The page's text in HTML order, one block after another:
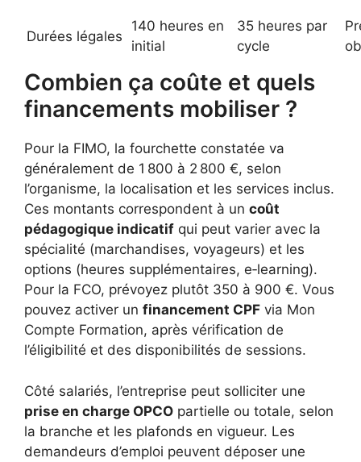
Durées légales
140 heures en
initial
35 heures par
cycle
Combien ça coûte et quels
financements mobiliser ?
Pour la FIMO, la fourchette constatée va
généralement de 1 800 à 2 800 €, selon
l’organisme, la localisation et les services inclus.
Ces montants correspondent à un coût
pédagogique indicatif qui peut varier avec la
spécialité (marchandises, voyageurs) et les
options (heures supplémentaires, e‑learning).
Pour la FCO, prévoyez plutôt 350 à 900 €. Vous
pouvez activer un financement CPF via Mon
Compte Formation, après vérification de
l’éligibilité et des disponibilités de sessions.
Côté salariés, l’entreprise peut solliciter une
prise en charge OPCO partielle ou totale, selon
la branche et les plafonds en vigueur. Les
demandeurs d’emploi peuvent déposer une